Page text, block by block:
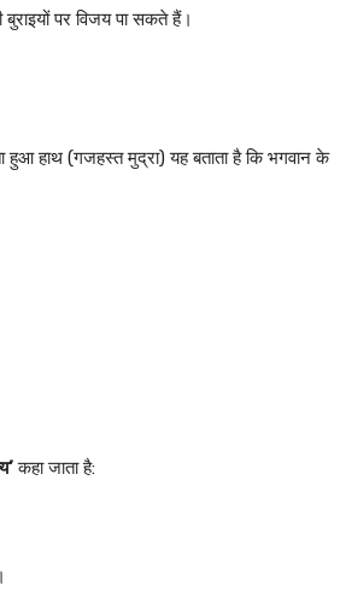
पर विजय पा सकते हैं।
हुआ हाथ (गजहस्त मुद्रा) यह बताता है कि भगवान के
कहा जाता है: